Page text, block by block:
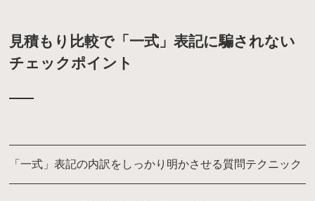
見積もり比較で「一式」表記に騙されない
チェックポイント
「一式」表記の内訳をしっかり明かさせる質問テクニック